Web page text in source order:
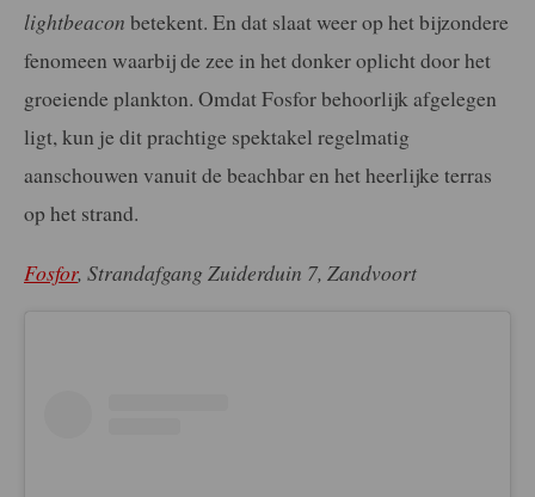
lightbeacon betekent. En dat slaat weer op het bijzondere
fenomeen waarbij de zee in het donker oplicht door het
groeiende plankton. Omdat Fosfor behoorlijk afgelegen
ligt, kun je dit prachtige spektakel regelmatig
aanschouwen vanuit de beachbar en het heerlijke terras
op het strand.
Fosfor, Strandafgang Zuiderduin 7, Zandvoort